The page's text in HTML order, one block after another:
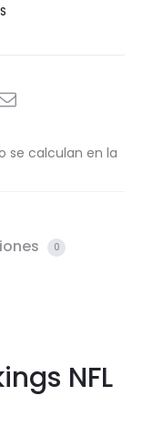
se calculan en la
0
NFL